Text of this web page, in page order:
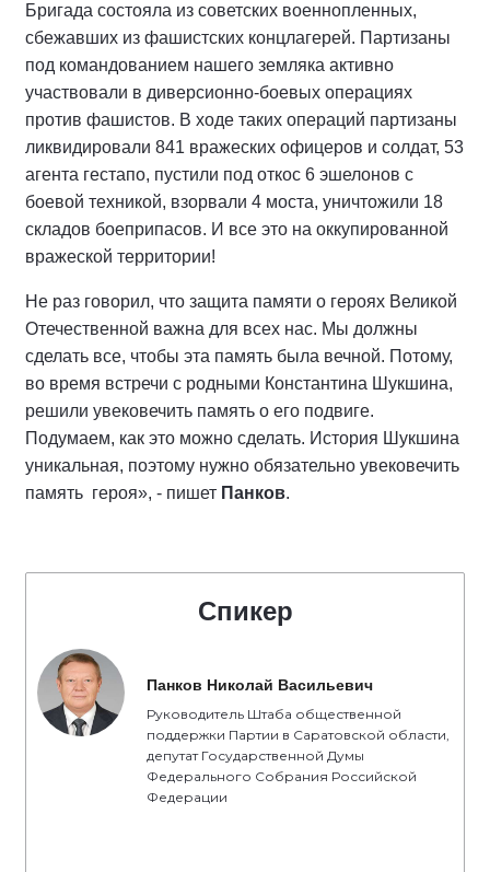
Бригада состояла из советских военнопленных,
сбежавших из фашистских концлагерей. Партизаны
под командованием нашего земляка активно
участвовали в диверсионно-боевых операциях
против фашистов. В ходе таких операций партизаны
ликвидировали 841 вражеских офицеров и солдат, 53
агента гестапо, пустили под откос 6 эшелонов с
боевой техникой, взорвали 4 моста, уничтожили 18
складов боеприпасов. И все это на оккупированной
вражеской территории!
Не раз говорил, что защита памяти о героях Великой
Отечественной важна для всех нас. Мы должны
сделать все, чтобы эта память была вечной. Потому,
во время встречи с родными Константина Шукшина,
решили увековечить память о его подвиге.
Подумаем, как это можно сделать. История Шукшина
уникальная, поэтому нужно обязательно увековечить
память героя», - пишет Панков.
Спикер
Панков Николай Васильевич
Руководитель Штаба общественной
поддержки Партии в Саратовской области,
депутат Государственной Думы
Федерального Собрания Российской
Федерации